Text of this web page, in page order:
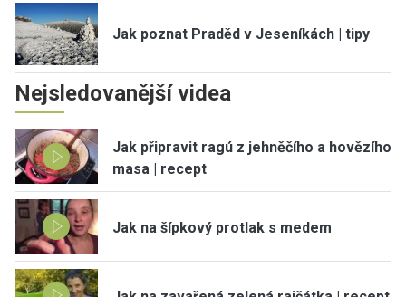
Jak poznat Praděd v Jeseníkách | tipy
Nejsledovanější videa
Jak připravit ragú z jehněčího a hovězího
masa | recept
Jak na šípkový protlak s medem